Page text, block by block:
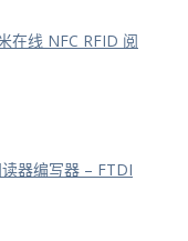
在线 NFC RFID 阅
器编写器 – FTDI